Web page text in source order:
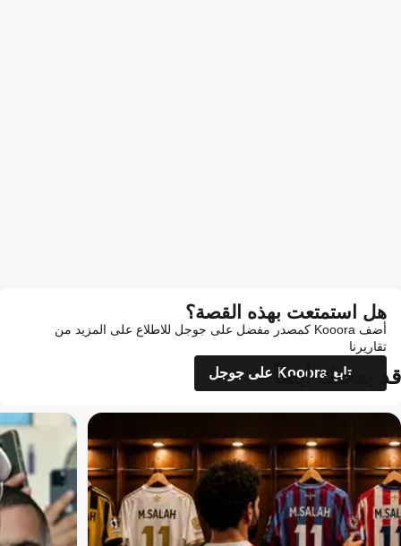
هل استمتعت بهذه القصة؟
أضف Kooora كمصدر مفضل على جوجل للاطلاع على المزيد من
تقاريرنا
تابع Kooora على جوجل
قد يعجبك أيضاً